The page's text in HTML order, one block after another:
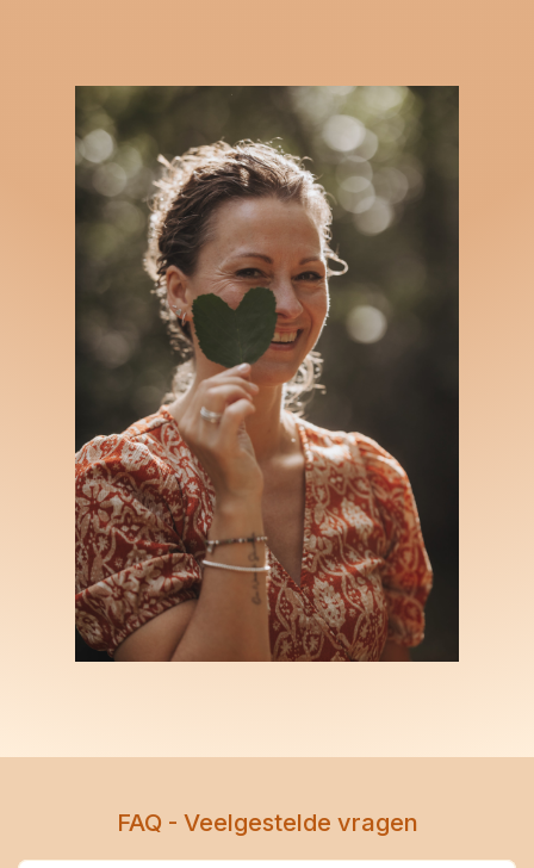
FAQ - Veelgestelde vragen